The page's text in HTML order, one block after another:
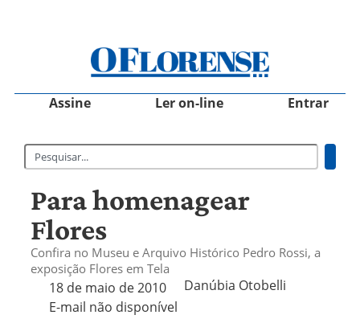
Assine Ler on-line Entrar
Para homenagear
Flores
Confira no Museu e Arquivo Histórico Pedro Rossi, a
exposição Flores em Tela
18 de maio de 2010
Danúbia Otobelli 
E-mail não disponível